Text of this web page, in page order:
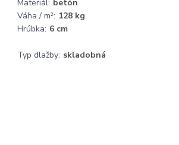
Materiál: betón
Váha / m²: 128 kg
Hrúbka: 6 cm
Typ dlažby: skladobná